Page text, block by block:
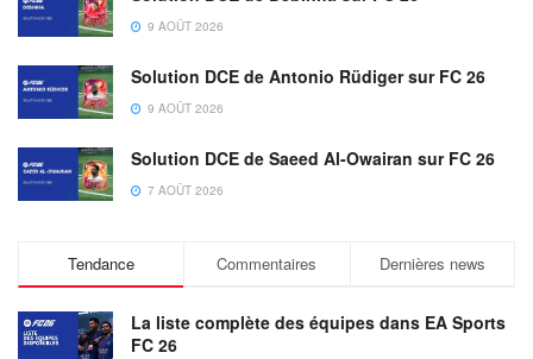
9 AOÛT 2026
Solution DCE de Antonio Rüdiger sur FC 26
9 AOÛT 2026
Solution DCE de Saeed Al-Owairan sur FC 26
7 AOÛT 2026
Tendance Commentaires Dernières news
La liste complète des équipes dans EA Sports
FC 26